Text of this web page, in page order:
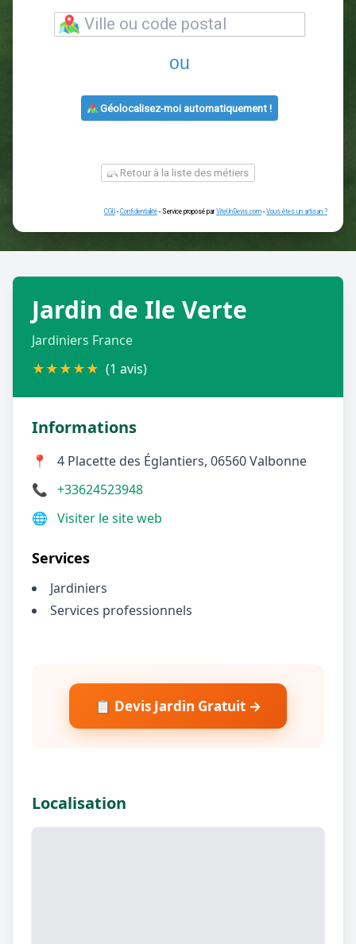
Entrez le code postal ou la
ou
Retour à la liste des métiers
CGU -
Jardin de Ile Verte
Jardiniers France
★★★★★ (1 avis)
Informations
📍
4 Placette des Églantiers, 06560 Valbonne
📞 +33624523948
🌐 Visiter le site web
Services
Jardiniers
Services professionnels
📋 Devis Jardin Gratuit →
Localisation